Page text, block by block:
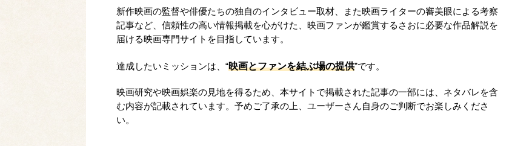
新作映画の監督や俳優たちの独自のインタビュー取材、また映画ライターの審美眼による考察
記事など、信頼性の高い情報掲載を心がけた、映画ファンが鑑賞するさおに必要な作品解説を
届ける映画専門サイトを目指しています。
達成したいミッションは、“映画とファンを結ぶ場の提供”です。
映画研究や映画娯楽の見地を得るため、本サイトで掲載された記事の一部には、ネタバレを含
む内容が記載されています。予めご了承の上、ユーザーさん自身のご判断でお楽しみくださ
い。